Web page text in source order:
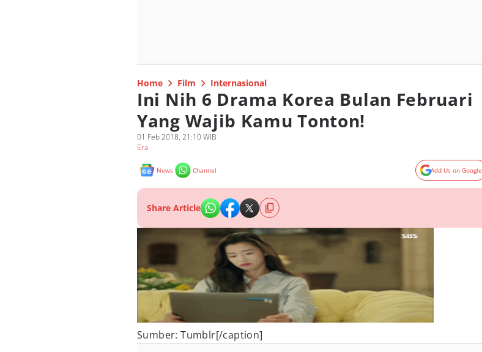
Home Film Internasional
Ini Nih 6 Drama Korea Bulan Februari
Yang Wajib Kamu Tonton!
01 Feb 2018, 21:10 WIB
Era
News Channel Add Us on Google
Share Article
Sumber: Tumblr[/caption]